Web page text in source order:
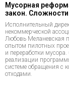
Мусорная
закон.
Исполнительный
некоммерческой
Любовь Меланевская
опытом пилотных
и переработки
реализации
системе обращения с
отходами.